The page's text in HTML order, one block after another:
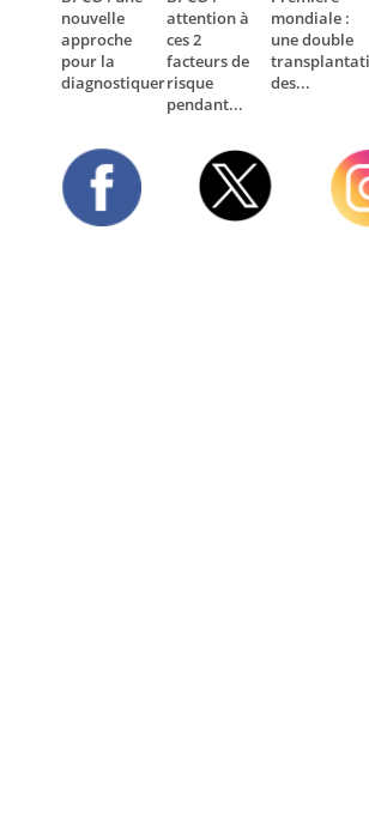
nouvelle
approche
pour la
diagnostiquer
attention à
ces 2
facteurs de
risque
pendant...
mondiale :
une double
des...